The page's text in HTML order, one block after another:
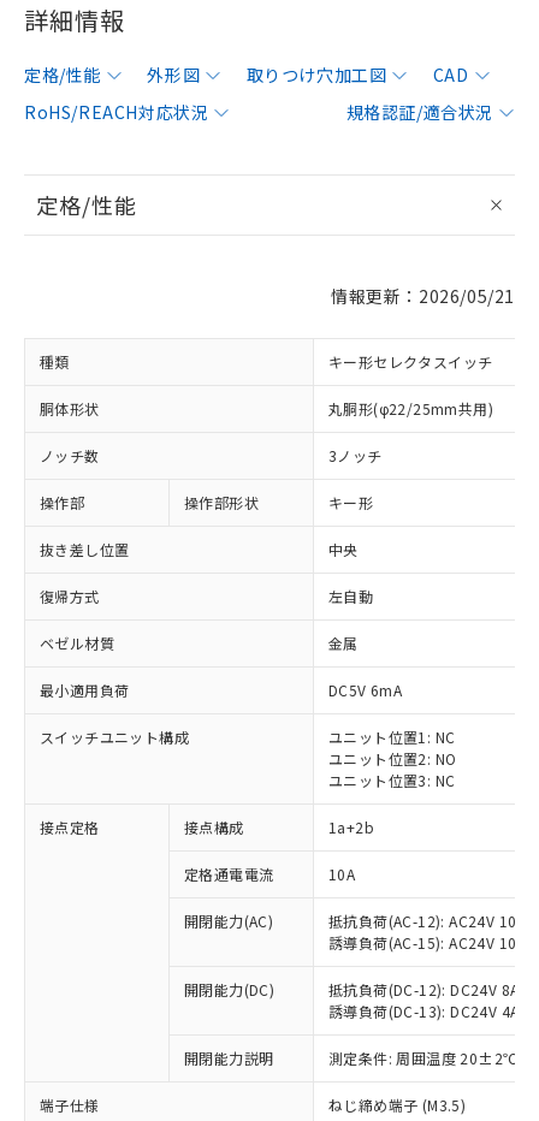
詳細情報
定格/性能 外形図 取りつけ穴加工図
CAD
RoHS/REACH対応状況
規格認証/適合状況
定格/性能
情報更新：2026/05/21
種類 キー形セレクタスイッチ
胴体形状 丸胴形(φ22/25mm共用)
ノッチ数 3ノッチ
操作部 操作部形状 キー形
抜き差し位置 中央
復帰方式 左自動
ベゼル材質 金属
最小適用負荷 DC5V 6mA
スイッチユニット構成
ユニット位置1: NC
ユニット位置2: NO
ユニット位置3: NC
接点定格 接点構成 1a+2b
定格通電電流 10A
開閉能力(AC)
抵抗負荷(AC-12): AC24V 10A/
誘導負荷(AC-15): AC24V
開閉能力(DC)
抵抗負荷(DC-12): DC24V 8A/
誘導負荷(DC-13): DC24V 4A/
開閉能力説明 測定条件: 周囲温度 20±2℃、
端子仕様 ねじ締め端子 (M3.5)
ご利用条件
対応済み：EU RoHS指令（10物質）の
非含有に対応した製品が提供可能な商品で
対応予定：EU RoHS指令（10物質）の非含
有に対応した製品に切り替える予定のある
対応予定なし：EU RoHS指令（10物質）の